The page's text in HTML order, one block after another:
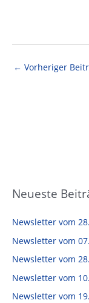
← Vorheriger
Neueste
Newsletter vom
Newsletter vom
Newsletter vom
Newsletter vom
Newsletter vom